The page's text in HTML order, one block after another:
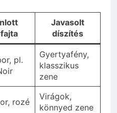
Javasolt
díszítés
pl.
Gyertyafény,
klasszikus
zene
rozé
Virágok,
könnyed zene